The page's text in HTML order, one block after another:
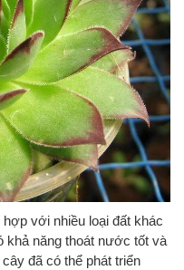
với nhiều loại đất khác
khả năng thoát nước tốt và
đã có thể phát triển